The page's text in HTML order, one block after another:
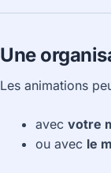
Une
Les animations
avec votre
ou avec le